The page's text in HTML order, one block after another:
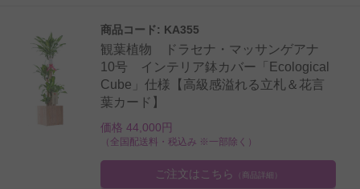
商品コード: KA355
観葉植物 ドラセナ・マッサンゲアナ
10号 インテリア鉢カバー「Ecological
Cube」仕様【高級感溢れる立札＆花言
葉カード】
価格 44,000円
（全国配送料・税込み ※一部除く）
ご注文はこちら （商品詳細）